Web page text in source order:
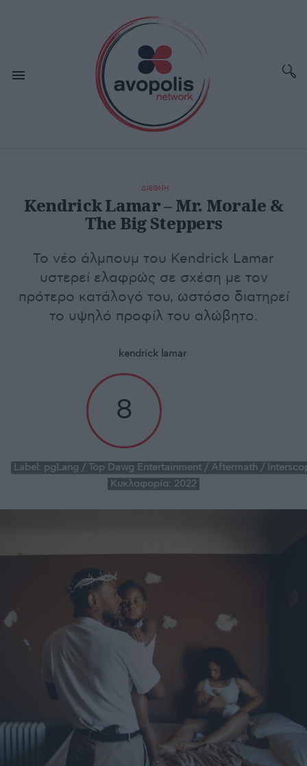
ΔΙΕΘΝΗ
Kendrick Lamar – Mr. Morale &
The Big Steppers
Το νέο άλμπουμ του Kendrick Lamar
υστερεί ελαφρώς σε σχέση με τον
πρότερο κατάλογό του, ωστόσο διατηρεί
το υψηλό προφίλ του αλώβητο.
kendrick lamar
8
Label: pgLang / Top Dawg Entertainment / Aftermath /
Κυκλοφορία: 2022